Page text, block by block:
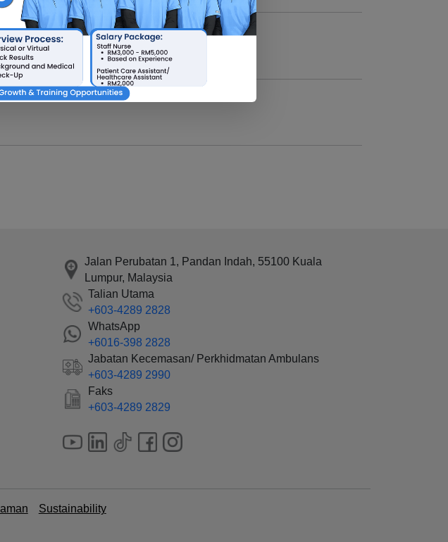
Jalan Perubatan 1, Pandan Indah, 55100 Kuala
Lumpur, Malaysia
Talian Utama
+603-4289 2828
WhatsApp
+6016-398 2828
Jabatan Kecemasan/ Perkhidmatan Ambulans
+603-4289 2990
Faks
+603-4289 2829
Sustainability